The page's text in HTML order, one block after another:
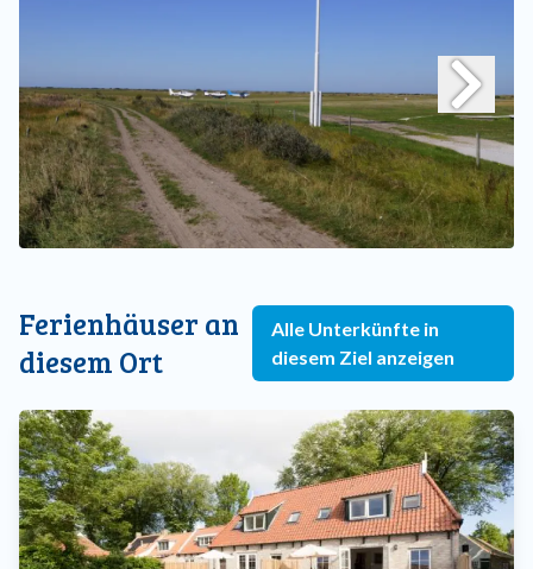
Ferienhäuser an
diesem Ort
Alle Unterkünfte in
diesem Ziel anzeigen